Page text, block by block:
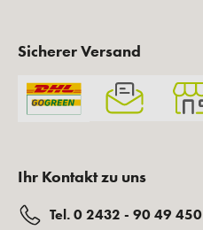
Sicherer Versand
Ihr Kontakt zu uns
Tel. 0 2432 - 90 49 450